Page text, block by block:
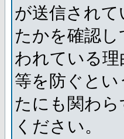
が送信され
たかを確認
われている
等を防ぐと
たにも関わ
ください。